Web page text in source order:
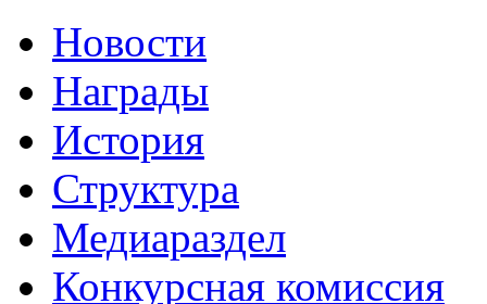
Новости
Награды
История
Структура
Медиараздел
Конкурсная комиссия